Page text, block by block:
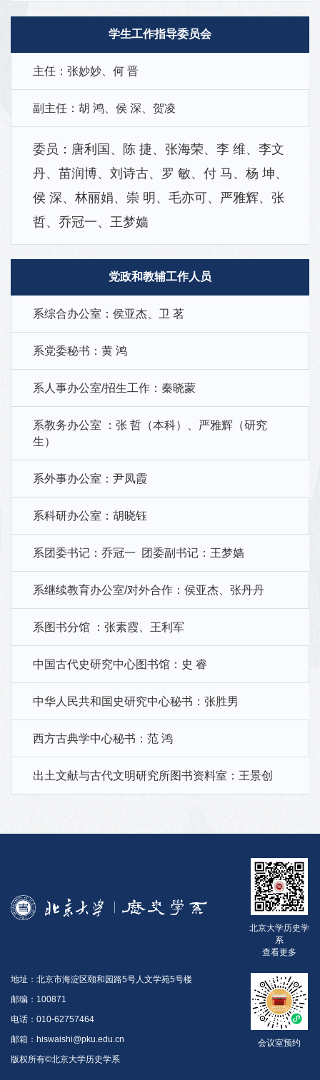
学生工作指导委员会
主任：张妙妙、何 晋
副主任：胡 鸿、侯 深、贺凌
委员：唐利国、陈 捷、张海荣、李 维、李文
丹、苗润博、刘诗古、罗 敏、付 马、杨 坤、
侯 深、林丽娟、崇 明、毛亦可、严雅辉、张
哲、乔冠一、王梦嫱
党政和教辅工作人员
系综合办公室：侯亚杰、卫 茗
系党委秘书：黄 鸿
系人事办公室/招生工作：秦晓蒙
系教务办公室 ：张 哲（本科）、严雅辉（研究
生）
系外事办公室：尹凤霞
系科研办公室：胡晓钰
系团委书记：乔冠一 团委副书记：王梦嫱
系继续教育办公室/对外合作：侯亚杰、张丹丹
系图书分馆 ：张素霞、王利军
中国古代史研究中心图书馆：史 睿
中华人民共和国史研究中心秘书：张胜男
西方古典学中心秘书：范 鸿
出土文献与古代文明研究所图书资料室：王景创
北京大学历史学
系
查看更多
地址：北京市海淀区颐和园路5号人文学苑5号楼
邮编：100871
电话：010-62757464
邮箱：hiswaishi@pku.edu.cn
版权所有©北京大学历史学系
会议室预约